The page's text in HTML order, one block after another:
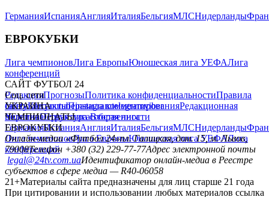
ГерманияИспанияАнглияИталияБельгияМЛСНидерланды
ЕВРОКУБКИ
Лига чемпионовЛига ЕвропыЮношеская лига УЕФАЛига
конференций
САЙТ ФУТБОЛ 24
РедакцияПрогнозыПолитика конфиденциальностиПравила
сайтуКонтактыПравила комментированияРедакционная
политикаСтруктура собственности
Соц. сети
facebookxyoutubeinstagramtelegramviber
УКРАИНА
УкраинаПервая лигаВторая лига
ЧЕМПИОНАТЫ
ГерманияИспанияАнглияИталияБельгияМЛСНидерланды
ЕВРОКУБКИ
Лига чемпионовЛига ЕвропыЮношеская лига УЕФАЛига
конференций
Онлайн-медиа «Футбол 24»пл. Галицкая, дом. 15, м. Львов,
79008Телефон +380 (32) 229-77-77Адрес электронной почты
legal@24tv.com.uaИдентификатор онлайн-медиа в Реестре
субъектов в сфере медиа — R40-06058
21+Материалы сайта предназначены для лиц старше 21 года
При цитировании и использовании любых материалов ссылка